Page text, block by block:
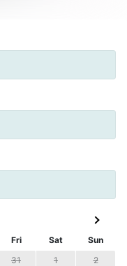
Fri Sat
Sun
31 1
2